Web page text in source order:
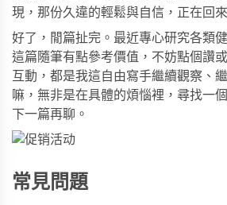
現，那份久違的輕鬆與自信，正在回
好了，閒篇扯完。最近專心研究各類
這篇隨筆有點參考價值，不妨點個讚
互動，都是我這自由寫手繼續觀察、
嘛，無非是在具體的煩惱裡，尋找一
下一篇再聊。
常見問題